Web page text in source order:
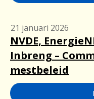
21 januari 2026
NVDE,
Inbreng –
mestbeleid